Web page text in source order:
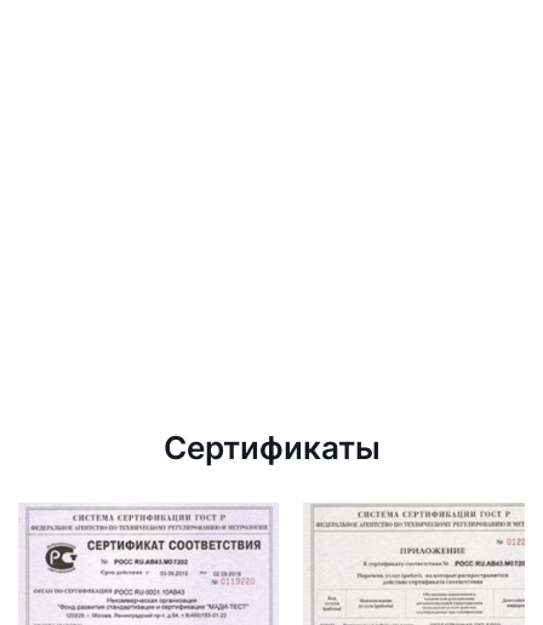
Сертификаты